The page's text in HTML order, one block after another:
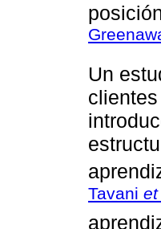
Un
Tavani et